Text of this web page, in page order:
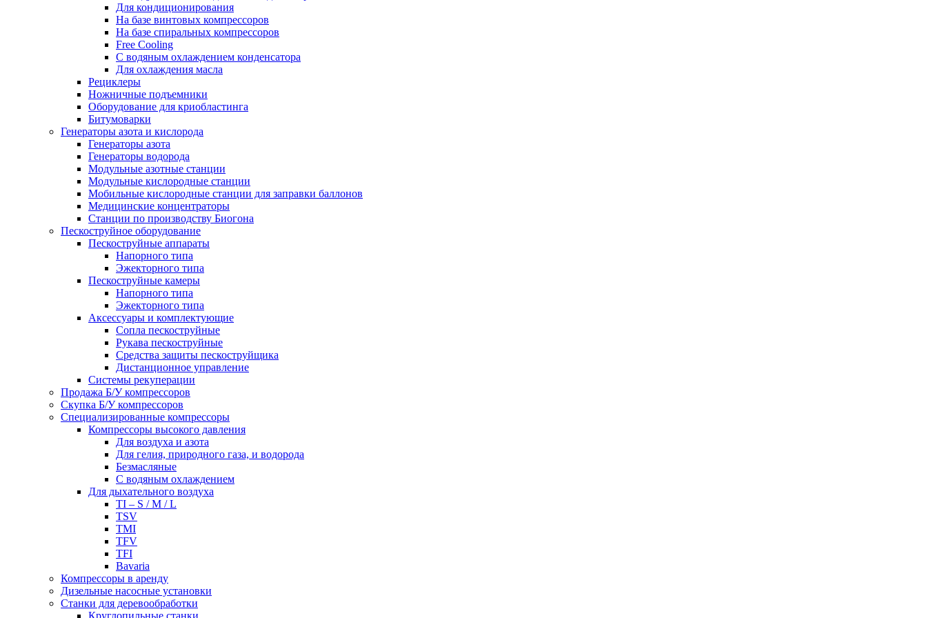
Для кондиционирования
На базе винтовых компрессоров
На базе спиральных компрессоров
Free Cooling
С водяным охлаждением конденсатора
Для охлаждения масла
Рециклеры
Ножничные подъемники
Оборудование для криобластинга
Битумоварки
Генераторы азота и кислорода
Генераторы азота
Генераторы водорода
Модульные азотные станции
Модульные кислородные станции
Мобильные кислородные станции для заправки баллонов
Медицинские концентраторы
Станции по производству Биогона
Пескоструйное оборудование
Пескоструйные аппараты
Напорного типа
Эжекторного типа
Пескоструйные камеры
Напорного типа
Эжекторного типа
Аксессуары и комплектующие
Сопла пескоструйные
Рукава пескоструйные
Средства защиты пескоструйщика
Дистанционное управление
Системы рекуперации
Продажа Б/У компрессоров
Скупка Б/У компрессоров
Специализированные компрессоры
Компрессоры высокого давления
Для воздуха и азота
Для гелия, природного газа, и водорода
Безмасляные
С водяным охлаждением
Для дыхательного воздуха
TI – S / M / L
TSV
TMI
TFV
TFI
Bavaria
Компрессоры в аренду
Дизельные насосные установки
Станки для деревообработки
Круглопильные станки